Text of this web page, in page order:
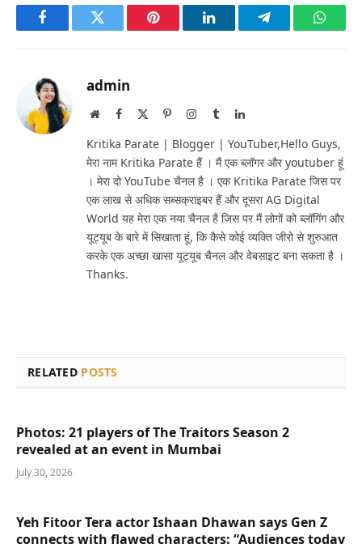
FacebookTwitter Pinterest LinkedInTelegram
admin
WebsiteFacebook PinterestInstagram
TumblrLinkedIn
Kritika Parate | Blogger | YouTuber,Hello Guys,
मेरा नाम Kritika Parate हैं । मैं एक ब्लॉगर और youtuber हूं
। मेरा दो YouTube चैनल है । एक Kritika Parate जिस पर
एक लाख से अधिक सब्सक्राइबर हैं और दूसरा AG Digital
World यह मेरा एक नया चैनल है जिस पर मैं लोगों को ब्लॉगिंग और
यूट्यूब के बारे में सिखाता हूं, कि कैसे कोई व्यक्ति जीरो से शुरुआत
करके एक अच्छा खासा यूट्यूब चैनल और वेबसाइट बना सकता है ।
Thanks.
RELATED POSTS
Photos: 21 players of The Traitors Season 2
revealed at an event in Mumbai
July 30, 2026
Yeh Fitoor Tera actor Ishaan Dhawan says Gen Z
connects with flawed characters: “Audiences today